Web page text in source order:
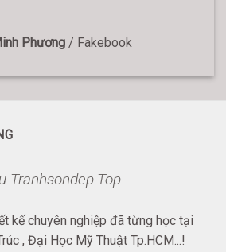
Phương / Fakebook
Tranhsondep.Top
kế chuyên nghiệp đã từng học tại
, Đại Học Mỹ Thuật Tp.HCM...!